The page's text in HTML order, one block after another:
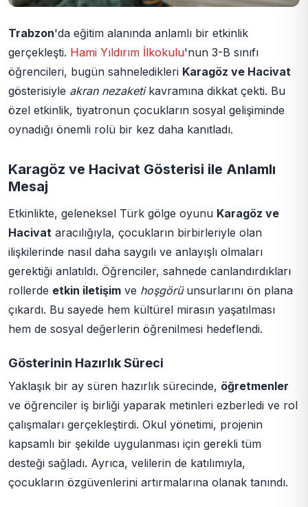
Trabzon'da eğitim alanında anlamlı bir etkinlik
gerçekleşti. Hami Yıldırım İlkokulu'nun 3-B sınıfı
öğrencileri, bugün sahneledikleri Karagöz ve Hacivat
gösterisiyle akran nezaketikavramına dikkat çekti. Bu
özel etkinlik, tiyatronun çocukların sosyal gelişiminde
oynadığı önemli rolü bir kez daha kanıtladı.
Karagöz ve Hacivat Gösterisi ile Anlamlı
Mesaj
Etkinlikte, geleneksel Türk gölge oyunu Karagöz ve
Hacivat aracılığıyla, çocukların birbirleriyle olan
ilişkilerinde nasıl daha saygılı ve anlayışlı olmaları
gerektiği anlatıldı. Öğrenciler, sahnede canlandırdıkları
rollerde etkin iletişim ve hoşgörüunsurlarını ön plana
çıkardı. Bu sayede hem kültürel mirasın yaşatılması
hem de sosyal değerlerin öğrenilmesi hedeflendi.
Gösterinin Hazırlık Süreci
Yaklaşık bir ay süren hazırlık sürecinde, öğretmenler
ve öğrenciler iş birliği yaparak metinleri ezberledi ve rol
çalışmaları gerçekleştirdi. Okul yönetimi, projenin
kapsamlı bir şekilde uygulanması için gerekli tüm
desteği sağladı. Ayrıca, velilerin de katılımıyla,
çocukların özgüvenlerini artırmalarına olanak tanındı.